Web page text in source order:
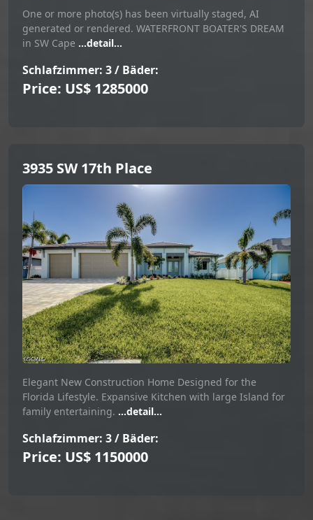
One or more photo(s) has been virtually staged, AI
generated or rendered. WATERFRONT BOATER'S DREAM
in SW Cape ...detail...
Schlafzimmer: 3 / Bäder:
Price: US$ 1285000
3935 SW 17th Place
Elegant New Construction Home Designed for the
Florida Lifestyle. Expansive Kitchen with large Island for
family entertaining. ...detail...
Schlafzimmer: 3 / Bäder:
Price: US$ 1150000